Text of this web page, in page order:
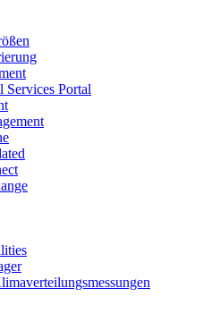
Services Portal